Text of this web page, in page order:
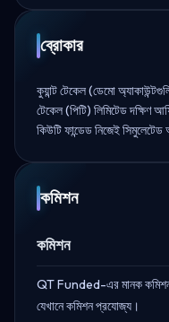
ব্রোকার
কুয়ান্ট টেকেল (ডেমো
টেকেল (পিটি) লিমিটেড
কিউটি ফান্ডেড নিজেই সিমুলেটেড
কমিশন
কমিশন
QT Funded-এর মানক
যেখানে কমিশন প্রযোজ্য।